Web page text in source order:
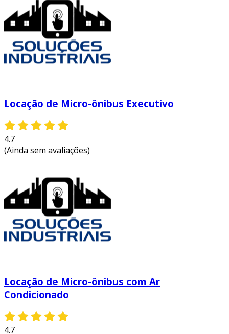
Locação de Micro-ônibus Executivo
4.7
(Ainda sem avaliações)
Locação de Micro-ônibus com Ar
Condicionado
4.7